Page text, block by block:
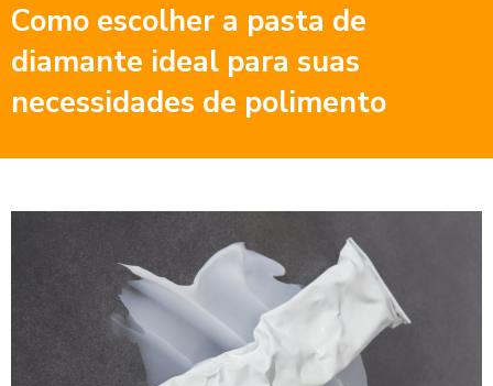
Como escolher a pasta de
diamante ideal para suas
necessidades de polimento